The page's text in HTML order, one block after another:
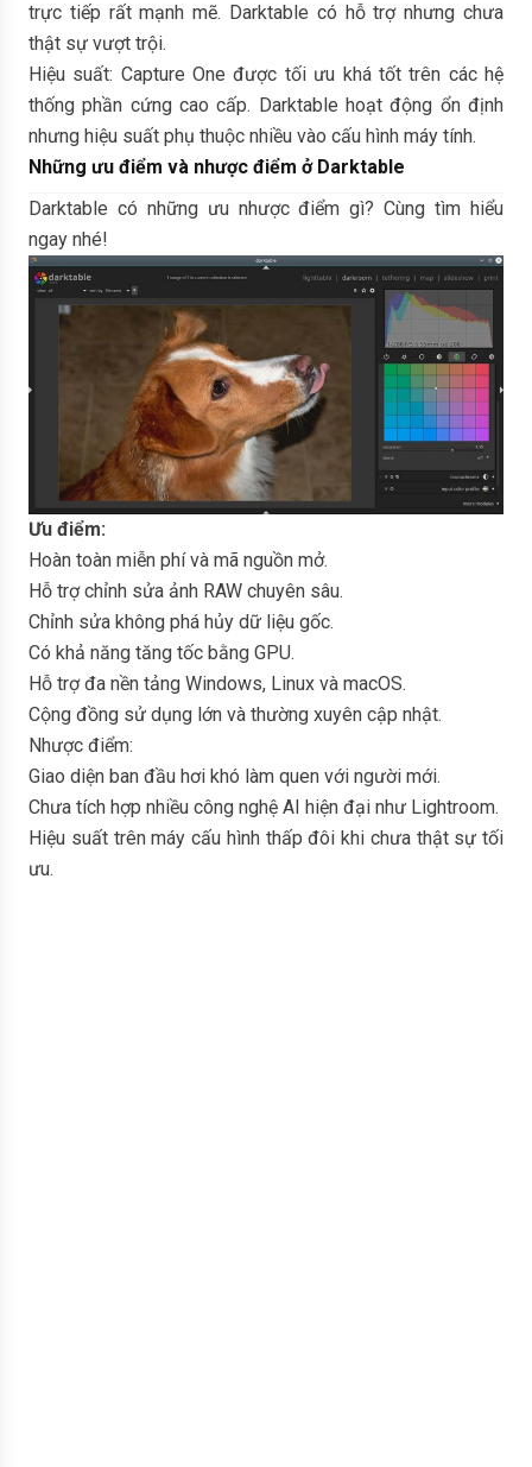
trực tiếp rất mạnh mẽ. Darktable có hỗ trợ nhưng chưa
thật sự vượt trội.
Hiệu suất: Capture One được tối ưu khá tốt trên các hệ
thống phần cứng cao cấp. Darktable hoạt động ổn định
nhưng hiệu suất phụ thuộc nhiều vào cấu hình máy tính.
Những ưu điểm và nhược điểm ở Darktable
Darktable có những ưu nhược điểm gì? Cùng tìm hiểu
ngay nhé!
Ưu điểm:
Hoàn toàn miễn phí và mã nguồn mở.
Hỗ trợ chỉnh sửa ảnh RAW chuyên sâu.
Chỉnh sửa không phá hủy dữ liệu gốc.
Có khả năng tăng tốc bằng GPU.
Hỗ trợ đa nền tảng Windows, Linux và macOS.
Cộng đồng sử dụng lớn và thường xuyên cập nhật.
Nhược điểm:
Giao diện ban đầu hơi khó làm quen với người mới.
Chưa tích hợp nhiều công nghệ AI hiện đại như Lightroom.
Hiệu suất trên máy cấu hình thấp đôi khi chưa thật sự tối
ưu.